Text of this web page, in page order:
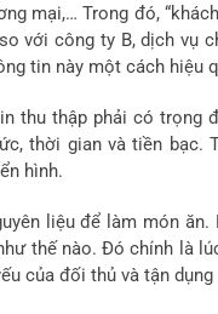
mại,… Trong đó,
với công ty B, dịch vụ
tin này một cách hiệu
thu thập phải có trọng
thời gian và tiền bạc.
hình.
liệu để làm món
thế nào. Đó chính là
của đối thủ và tận